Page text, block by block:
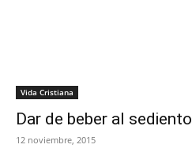
Vida Cristiana
Dar de beber al sediento
12 noviembre, 2015